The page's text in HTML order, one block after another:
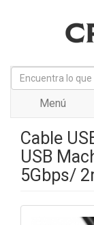
Menú
Cable
USB
5Gbps/